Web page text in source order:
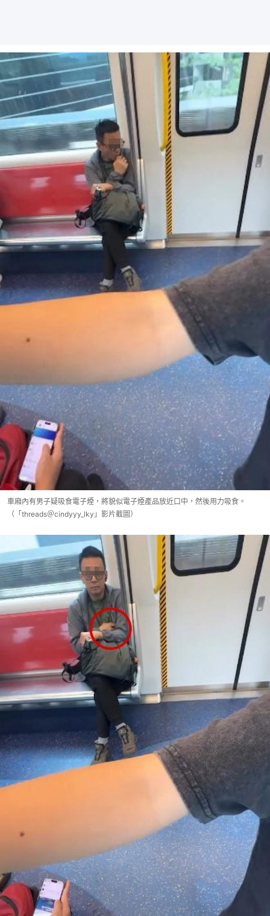
車廂內有男子疑吸食電子煙，將貌似電子煙產品放近口中，然後用力吸食。
（「threads＠cindyyy_lky」影片截圖）